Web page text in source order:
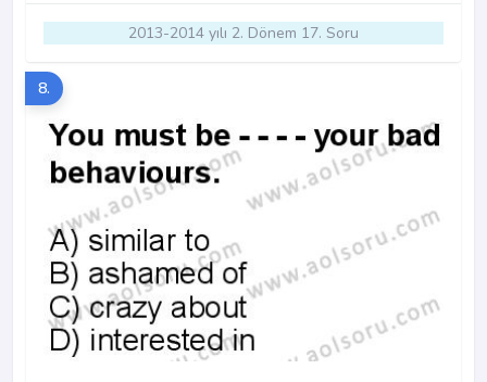
2013-2014 yılı 2. Dönem 17. Soru
8.